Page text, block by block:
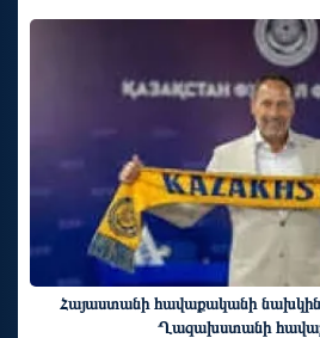
Հայաստանի հավաքականի նախկին
Ղազախստանի